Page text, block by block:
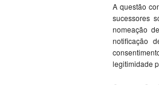
A questão
sucessores
nomeação
notificação
legitimidade